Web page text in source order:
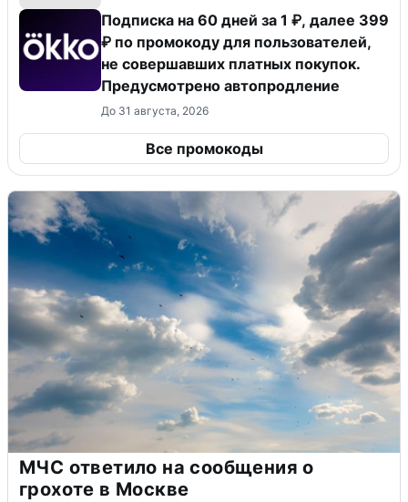
Подписка на 60 дней за 1 ₽, далее 399
₽ по промокоду для пользователей,
не совершавших платных покупок.
Предусмотрено автопродление
До 31 августа, 2026
Все промокоды
МЧС ответило на сообщения о
грохоте в Москве